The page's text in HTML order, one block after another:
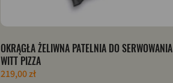
OKRĄGŁA ŻELIWNA PATELNIA DO SERWOWANIA
WITT PIZZA
219,00 zł